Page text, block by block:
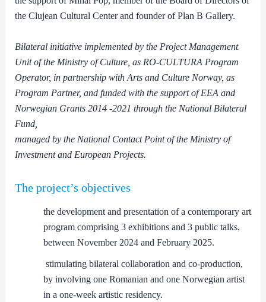
the Clujean Cultural Center and founder of Plan B Gallery.
Bilateral initiative implemented by the Project Management
Unit of the Ministry of Culture, as RO-CULTURA Program
Operator, in partnership with Arts and Culture Norway, as
Program Partner, and funded with the support of EEA and
Norwegian Grants 2014 -2021 through the National Bilateral
Fund,
managed by the National Contact Point of the Ministry of
Investment and European Projects.
The project’s objectives
the development and presentation of a contemporary art
program comprising 3 exhibitions and 3 public talks,
between November 2024 and February 2025.
stimulating bilateral collaboration and co-production,
by involving one Romanian and one Norwegian artist
in a one-week artistic residency.